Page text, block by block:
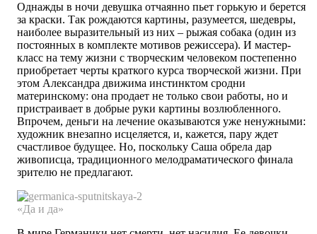
Однажды в ночи девушка отчаянно пьет горькую и берется
за краски. Так рождаются картины, разумеется, шедевры,
наиболее выразительный из них – рыжая собака (один из
постоянных в комплекте мотивов режиссера). И мастер-
класс на тему жизни с творческим человеком постепенно
приобретает черты краткого курса творческой жизни. При
этом Александра движима инстинктом сродни
материнскому: она продает не только свои работы, но и
пристраивает в добрые руки картины возлюбленного.
Впрочем, деньги на лечение оказываются уже ненужными:
художник внезапно исцеляется, и, кажется, пару ждет
счастливое будущее. Но, поскольку Саша обрела дар
живописца, традиционного мелодраматического финала
зрителю не предлагают.
«Да и да»